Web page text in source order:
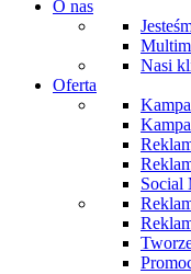
O nas
Nasi
Oferta
Social